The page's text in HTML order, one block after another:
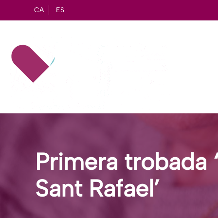
CA ES
Primera trobada
Sant Rafael’